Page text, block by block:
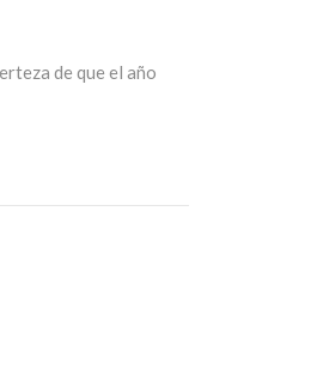
de que el año